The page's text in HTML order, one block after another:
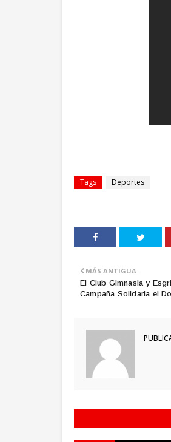
Tags Deportes
MÁS ANTIGUA
El Club Gimnasia y
Campaña Solidaria el